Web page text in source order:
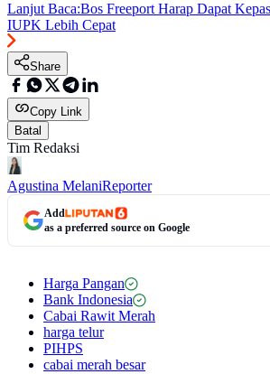
Lanjut Baca:Bos Freeport Harap Dapat
IUPK Lebih Cepat
Share
Copy Link
Batal
Tim Redaksi
Agustina MelaniReporter
Add
as a preferred source on Google
Harga Pangan
Bank Indonesia
Cabai Rawit Merah
harga telur
PIHPS
cabai merah besar